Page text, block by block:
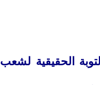
الحقيقية لشعب